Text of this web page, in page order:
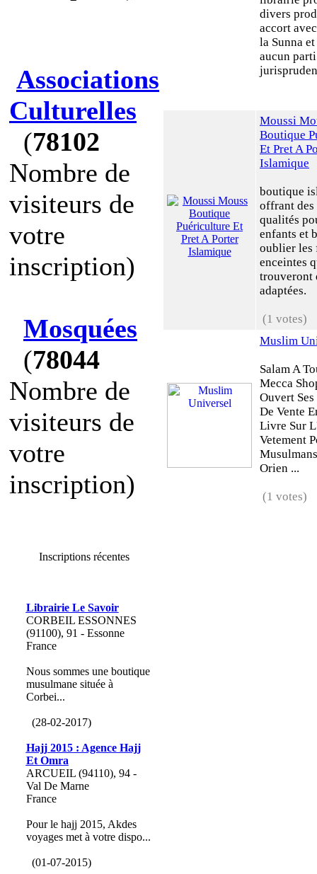
Associations
Culturelles
(78102
Nombre de
visiteurs de
votre
inscription)
Mosquées
(78044
Nombre de
visiteurs de
votre
inscription)
Inscriptions récentes
Librairie Le Savoir
CORBEIL ESSONNES
(91100), 91 - Essonne
France
Nous sommes une boutique
musulmane située à
Corbei...
(28-02-2017)
Hajj 2015 : Agence Hajj
Et Omra
ARCUEIL (94110), 94 -
Val De Marne
France
Pour le hajj 2015, Akdes
voyages met à votre dispo...
(01-07-2015)
divers
accort
la Sunna
aucun
Moussi
Boutique
Et Pret A
Islamique
boutique
offrant
qualités
enfants et
oublier les
enceintes
trouveront
adaptées.
(1 votes)
Muslim
Salam A
Mecca
Ouvert
De Vente
Livre Sur
Vetement
Orien ...
(1 votes)